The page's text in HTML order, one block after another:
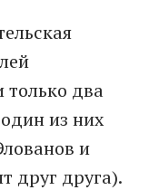
только два
из них
и
друг друга).